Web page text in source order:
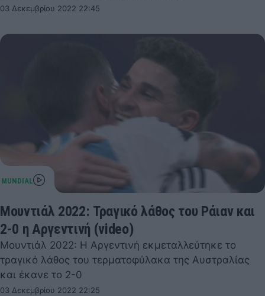
03 Δεκεμβρίου 2022 22:45
Μουντιάλ 2022: Τραγικό λάθος του Ράιαν και
2-0 η Αργεντινή (video)
Μουντιάλ 2022: Η Αργεντινή εκμεταλλεύτηκε το
τραγικό λάθος του τερματοφύλακα της Αυστραλίας
και έκανε το 2-0
03 Δεκεμβρίου 2022 22:25